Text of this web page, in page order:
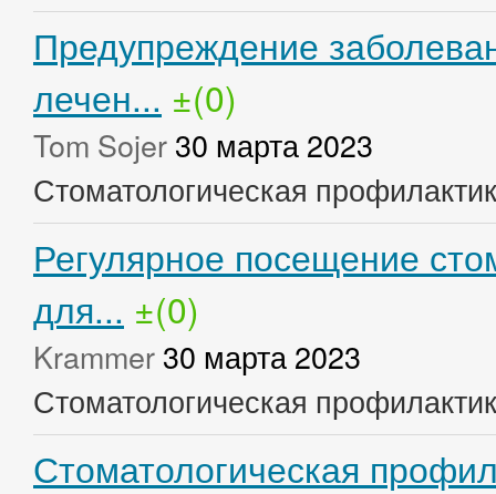
Предупреждение
лечен... ±(0)
Tom Sojer 30 марта 2023
Стоматологическая
Регулярное посещение
для... ±(0)
Krammer 30 марта 2023
Стоматологическая
Стоматологическая